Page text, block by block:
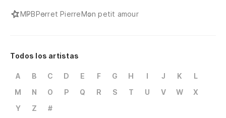
MPBPerret PierreMon petit amour
Todos los artistas
A B C D E F G H I J K
L
M
N O P Q R S T U V W
X
Y
Z #